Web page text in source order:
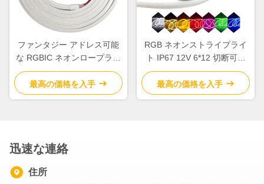
ファンタジー アドレス可能
な RGBIC ネオンロープライ
ト 12V 5M 切断可能な LED
ストライプライト
最高の価格を入手
RGB ネオンストライプライ
ト IP67 12V 6*12 切断可能
LED ネオンロープライト
最高の価格を入手
迅速な連絡
住所